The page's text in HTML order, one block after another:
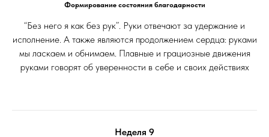
Формирование состояния благодарности
“Без него я как без рук”. Руки отвечают за удержание и
исполнение. А также являются продолжением сердца: руками
мы ласкаем и обнимаем. Плавные и грациозные движения
руками говорят об уверенности в себе и своих действиях
Неделя 9